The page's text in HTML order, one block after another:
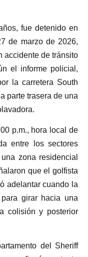
fue detenido en
de marzo de 2026,
accidente de tránsito
el informe policial,
la carretera South
parte trasera de una
p.m., hora local de
entre los sectores
zona residencial
que el golfista
adelantar cuando la
girar hacia una
colisión y posterior
del Sheriff